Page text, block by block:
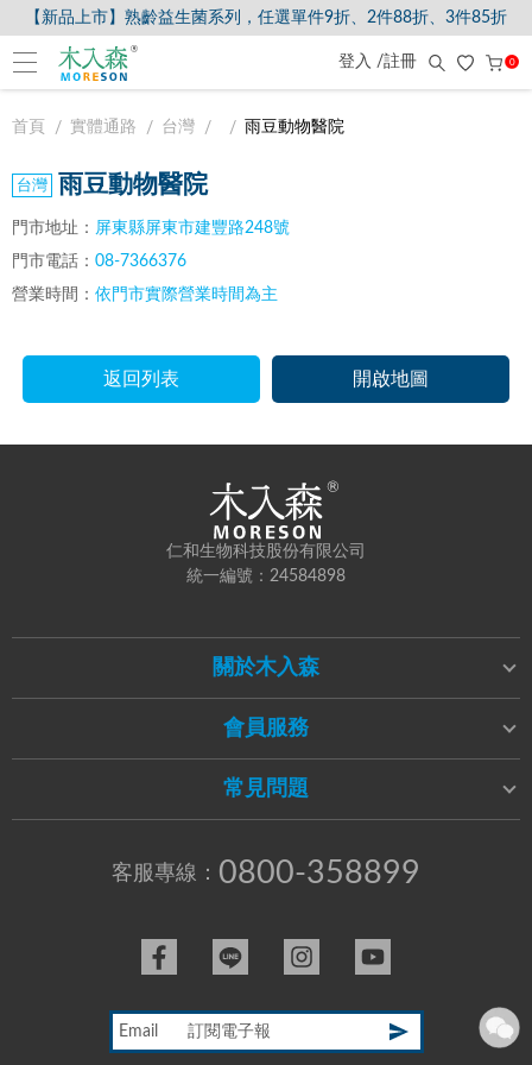
【新品上市】熟齡益生菌系列，任選單件9折、2件88折、3件85折
登入 /註冊 0
首頁 實體通路 台灣 雨豆動物醫院
雨豆動物醫院
門市地址： 屏東縣屏東市建豐路248號
門市電話： 08-7366376
營業時間： 依門市實際營業時間為主
返回列表 開啟地圖
仁和生物科技股份有限公司
統一編號：24584898
關於木入森
會員服務
常見問題
客服專線： 0800-358899
Email